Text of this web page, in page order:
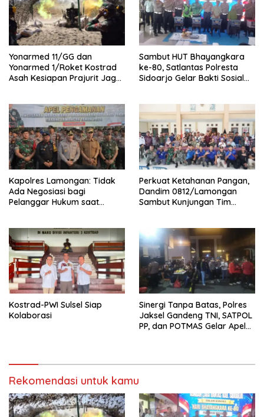
Yonarmed 11/GG dan
Yonarmed 1/Roket Kostrad
Asah Kesiapan Prajurit Jaga
Sambut HUT Bhayangkara
ke-80, Satlantas Polresta
Sidoarjo Gelar Bakti Sosial
Kapolres Lamongan: Tidak
Ada Negosiasi bagi
Pelanggar Hukum saat
Perkuat Ketahanan Pangan,
Dandim 0812/Lamongan
Sambut Kunjungan Tim
Kostrad-PWI Sulsel Siap
Kolaborasi
Sinergi Tanpa Batas, Polres
Jaksel Gandeng TNI, SATPOL
PP, dan POTMAS Gelar Apel
Rekomendasi untuk kamu